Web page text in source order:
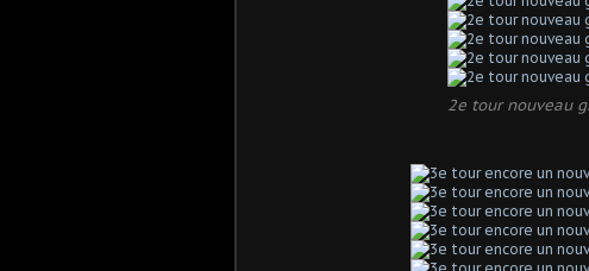
2e tour nouveau